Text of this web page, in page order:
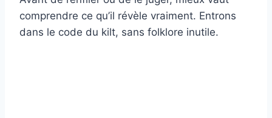
comprendre ce qu’il révèle vraiment. Entrons
dans le code du kilt, sans folklore inutile.